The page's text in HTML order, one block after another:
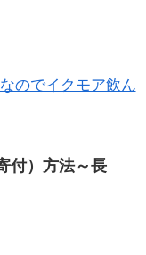
のでイクモア飲ん
付）方法～長